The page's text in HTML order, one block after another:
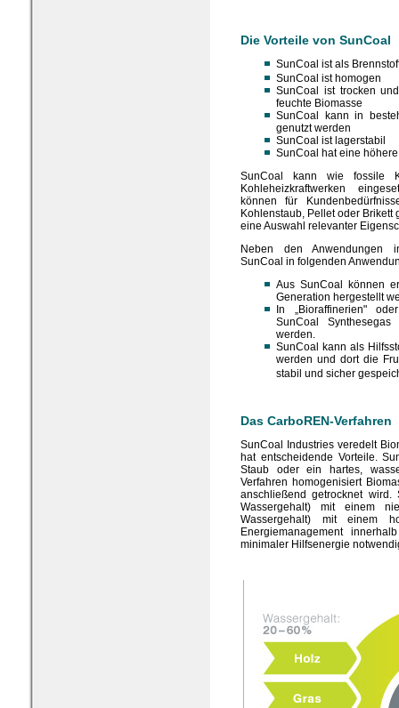
Die Vorteile von SunCoal
SunCoal ist als
SunCoal ist homogen
SunCoal ist trocken
feuchte Biomasse
SunCoal kann in
genutzt werden
SunCoal ist lagerstabil
SunCoal hat eine
SunCoal kann wie fossile
Kohleheizkraftwerken
können für
Kohlenstaub, Pellet oder
eine Auswahl relevanter
Neben den Anwendungen
SunCoal in folgenden
Aus SunCoal können
Generation hergestellt
In „Bioraffinerien"
SunCoal
werden.
SunCoal kann als
werden und dort die
stabil und sicher
Das CarboREN-Verfahren
SunCoal Industries veredelt
hat entscheidende Vorteile.
Staub oder ein hartes,
Verfahren homogenisiert
anschließend getrocknet
Wassergehalt) mit einem
Wassergehalt) mit einem
Energiemanagement
minimaler Hilfsenergie